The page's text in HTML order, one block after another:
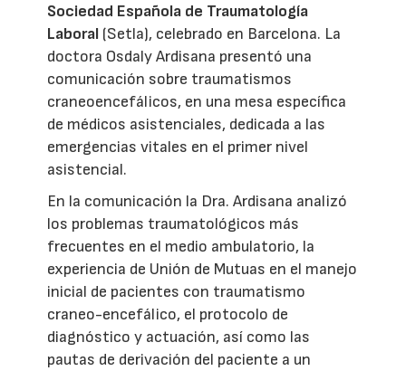
Sociedad Española de Traumatología
Laboral (Setla), celebrado en Barcelona. La
doctora Osdaly Ardisana presentó una
comunicación sobre traumatismos
craneoencefálicos, en una mesa específica
de médicos asistenciales, dedicada a las
emergencias vitales en el primer nivel
asistencial.
En la comunicación la Dra. Ardisana analizó
los problemas traumatológicos más
frecuentes en el medio ambulatorio, la
experiencia de Unión de Mutuas en el manejo
inicial de pacientes con traumatismo
craneo-encefálico, el protocolo de
diagnóstico y actuación, así como las
pautas de derivación del paciente a un